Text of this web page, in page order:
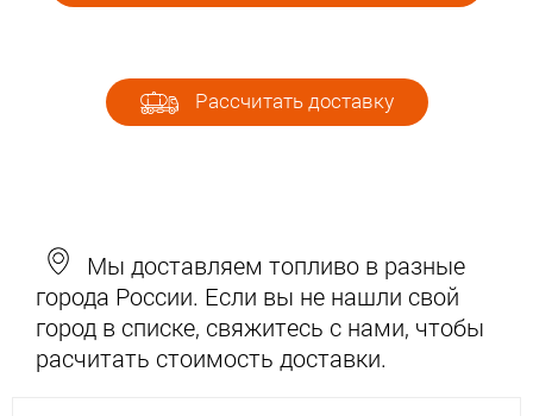
Рассчитать доставку
Мы доставляем топливо в разные
города России. Если вы не нашли свой
город в списке, свяжитесь с нами, чтобы
расчитать стоимость доставки.